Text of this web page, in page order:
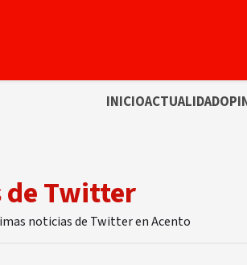
INICIOACTUALIDAD
Twitter
noticias de Twitter en Acento